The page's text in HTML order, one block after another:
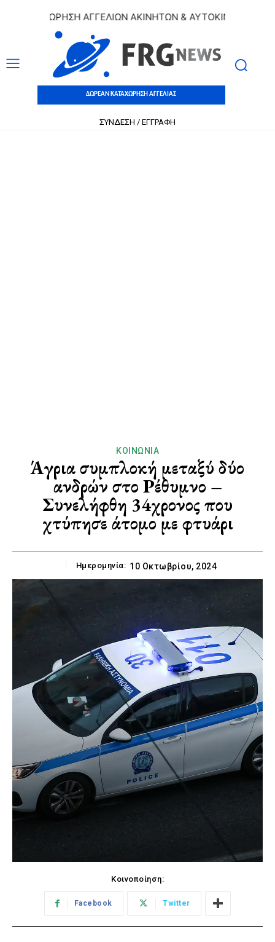
ΑΓΓΕΛΙΩΝ ΑΚΙΝΗΤΩΝ & ΑΥΤΟΚΙΝΗΤΩΝ |
ΔΩΡΕΑΝ ΚΑΤΑΧΩΡΗΣΗ ΑΓΓΕΛΙΑΣ
ΣΥΝΔΕΣΗ / ΕΓΓΡΑΦΗ
ΚΟΙΝΩΝΊΑ
Άγρια συμπλοκή μεταξύ δύο
ανδρών στο Ρέθυμνο –
Συνελήφθη 34χρονος που
χτύπησε άτομο με φτυάρι
Ημερομηνία: 10 Οκτωβρίου, 2024
Κοινοποίηση:
Facebook Twitter